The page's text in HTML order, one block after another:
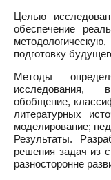
Целью
обеспечение
подготовку
Методы
исследования,
обобщение,
литературных
моделирование;
Результаты.
решения задач из
разносторонне